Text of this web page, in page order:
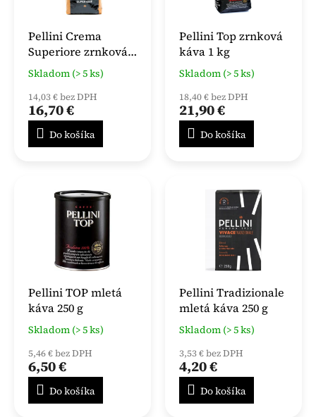
Pellini Crema
Superiore zrnková
káva 1kg
Skladom (> 5 ks)
14,03 € bez DPH
16,70 €
Do košíka
Pellini Top zrnková
káva 1 kg
Skladom (> 5 ks)
18,40 € bez DPH
21,90 €
Do košíka
Pellini TOP mletá
káva 250 g
Skladom (> 5 ks)
5,46 € bez DPH
6,50 €
Do košíka
Pellini Tradizionale
mletá káva 250 g
Skladom (> 5 ks)
3,53 € bez DPH
4,20 €
Do košíka